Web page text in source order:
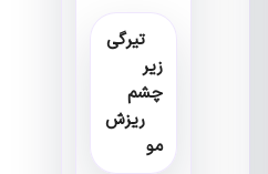
تیرگی
زیر
چشم
ریزش
مو